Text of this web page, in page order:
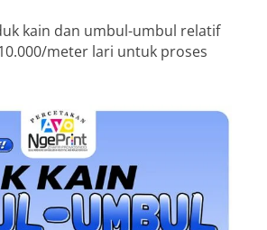
kain dan umbul-umbul relatif
meter lari untuk proses